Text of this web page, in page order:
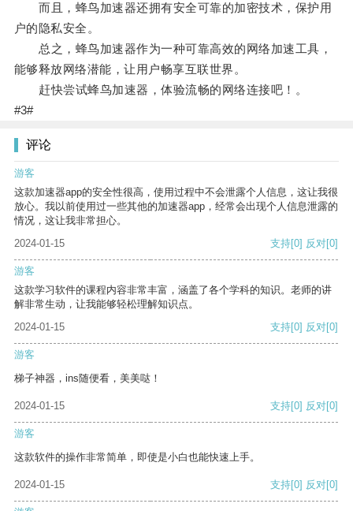
而且，蜂鸟加速器还拥有安全可靠的加密技术，保护用
户的隐私安全。
总之，蜂鸟加速器作为一种可靠高效的网络加速工具，
能够释放网络潜能，让用户畅享互联世界。
赶快尝试蜂鸟加速器，体验流畅的网络连接吧！。
#3#
评论
游客
这款加速器app的安全性很高，使用过程中不会泄露个人信息，这让我很
放心。我以前使用过一些其他的加速器app，经常会出现个人信息泄露的
情况，这让我非常担心。
2024-01-15
支持[0] 反对[0]
游客
这款学习软件的课程内容非常丰富，涵盖了各个学科的知识。老师的讲
解非常生动，让我能够轻松理解知识点。
2024-01-15
支持[0] 反对[0]
游客
梯子神器，ins随便看，美美哒！
2024-01-15 支持[0] 反对[0]
游客
这款软件的操作非常简单，即使是小白也能快速上手。
2024-01-15 支持[0] 反对[0]